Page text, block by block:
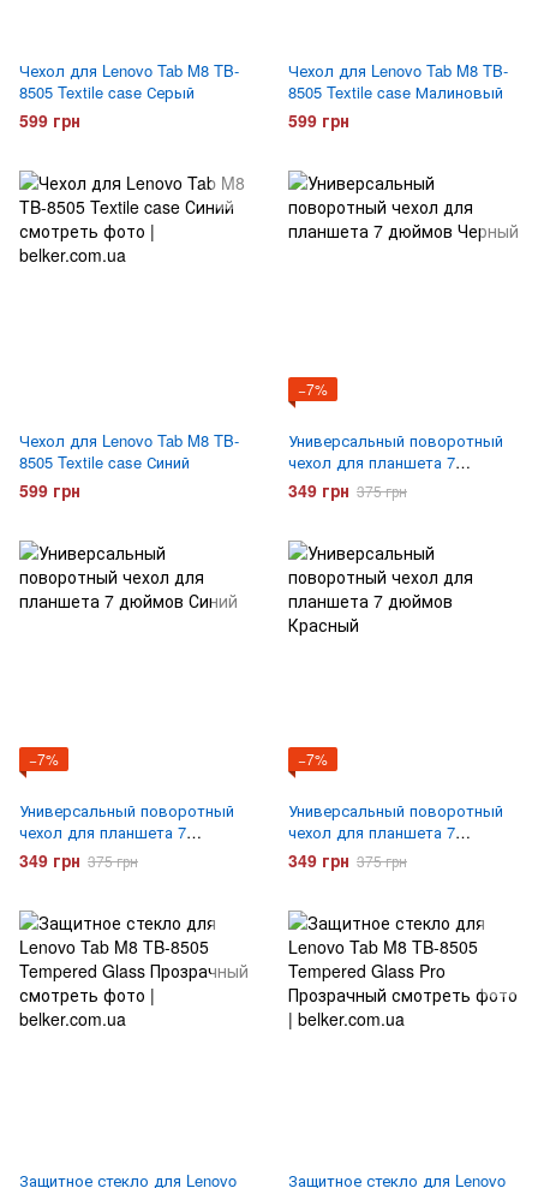
Чехол для Lenovo Tab M8 TB-
8505 Textile case Серый
599 грн
Чехол для Lenovo Tab M8 TB-
8505 Textile case Малиновый
599 грн
Чехол для Lenovo Tab M8 TB-
8505 Textile case Синий
599 грн
−7%
Универсальный поворотный
чехол для планшета 7
дюймов Черный
349 грн 375 грн
−7%
Универсальный поворотный
чехол для планшета 7
дюймов Синий
349 грн 375 грн
−7%
Универсальный поворотный
чехол для планшета 7
дюймов Красный
349 грн 375 грн
Защитное стекло для Lenovo
Защитное стекло для Lenovo